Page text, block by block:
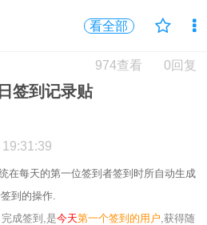
看全部
0回复
974查看
签到记录贴
在每天的第一位签到者签到时所自动生成
到的操作.
完成签到,是今天第一个签到的用户 ,获得随